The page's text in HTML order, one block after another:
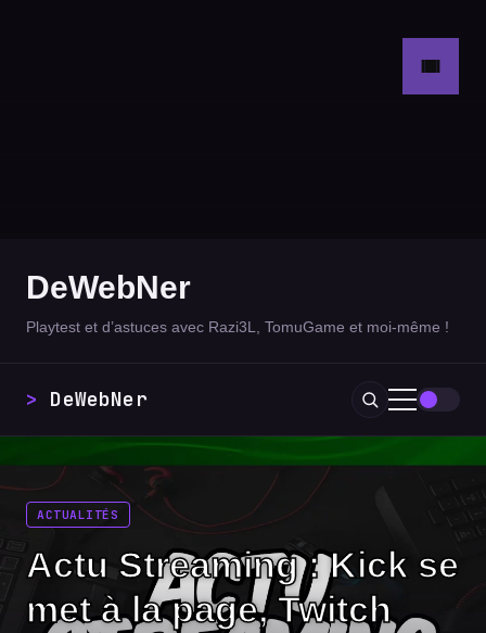
DeWebNer
Playtest et d’astuces avec Razi3L, TomuGame et moi-même !
DeWebNer_
Exact matches only
Search in title
Search in content
ACTUALITÉS
Actu Streaming : Kick se
met à la page, Twitch